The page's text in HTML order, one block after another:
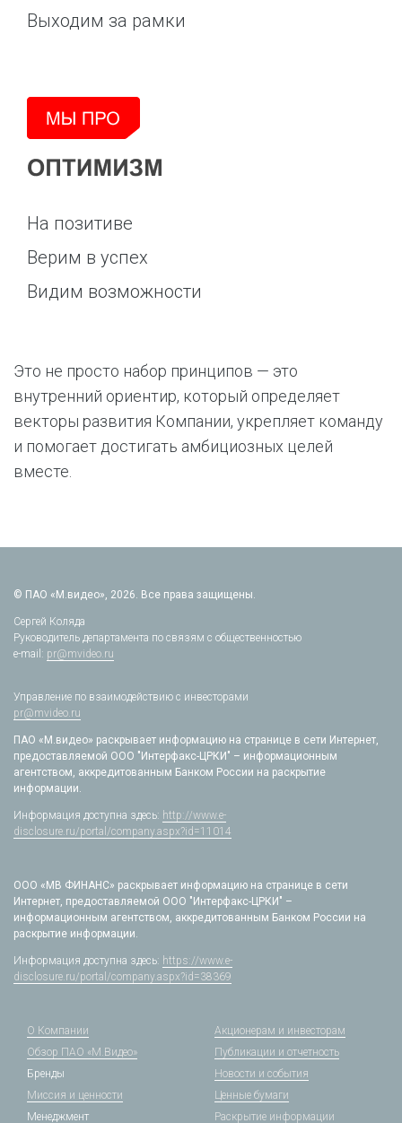
Выходим за рамки
На позитиве
Верим в успех
Видим возможности
Это не просто набор принципов — это
внутренний ориентир, который определяет
векторы развития Компании, укрепляет команду
и помогает достигать амбициозных целей
вместе.
© ПАО «М.видео», 2026. Все права защищены.
Сергей Коляда
Руководитель департамента по связям с общественностью
e-mail: pr@mvideo.ru
Управление по взаимодействию с инвесторами
pr@mvideo.ru
ПАО «М.видео» раскрывает информацию на странице в сети Интернет,
предоставляемой ООО "Интерфакс-ЦРКИ" – информационным
агентством, аккредитованным Банком России на раскрытие
информации.
Информация доступна здесь: http://www.e-
disclosure.ru/portal/company.aspx?id=11014
ООО «МВ ФИНАНС» раскрывает информацию на странице в сети
Интернет, предоставляемой ООО "Интерфакс-ЦРКИ" –
информационным агентством, аккредитованным Банком России на
раскрытие информации.
Информация доступна здесь: https://www.e-
disclosure.ru/portal/company.aspx?id=38369
О Компании
Обзор ПАО «М.Видео»
Бренды
Миссия и ценности
Менеджмент
Акционерам и инвесторам
Публикации и отчетность
Новости и события
Ценные бумаги
Раскрытие информации